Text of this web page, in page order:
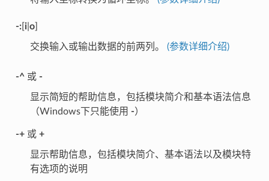
-:[ i| o]
交换输入或输出数据的前两列。 (参数详细介绍)
-^或 -
显示简短的帮助信息，包括模块简介和基本语法信息
（Windows下只能使用 -）
-+或 +
显示帮助信息，包括模块简介、基本语法以及模块特
有选项的说明